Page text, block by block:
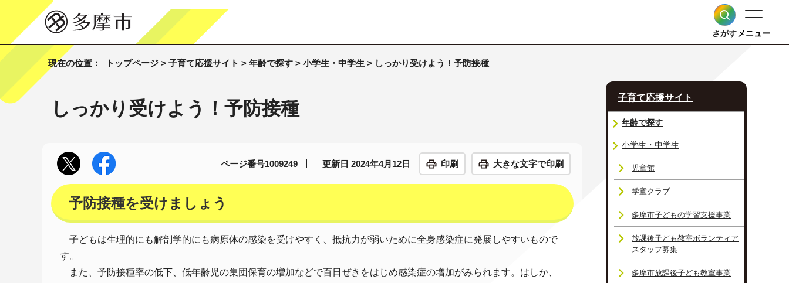
さがすメニュー
現在の位置： トップページ > 子育て応援サイト > 年齢で探す > 小学生・中学生 > しっかり受けよう！予防接種
しっかり受けよう！予防接種
ページ番号1009249 更新日 2024年4月12日 印刷 大きな文字で印刷
予防接種を受けましょう
子どもは生理的にも解剖学的にも病原体の感染を受けやすく、抵抗力が弱いために全身感染症に発展しやすいもので
す。
また、予防接種率の低下、低年齢児の集団保育の増加などで百日ぜきをはじめ感染症の増加がみられます。はしか、
子育て応援サイト
年齢で探す
小学生・中学生
児童館
学童クラブ
多摩市子どもの学習支援事業
放課後子ども教室ボランティア
スタッフ募集
多摩市放課後子ども教室事業